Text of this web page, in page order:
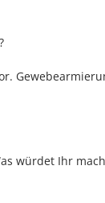
würdet Ihr